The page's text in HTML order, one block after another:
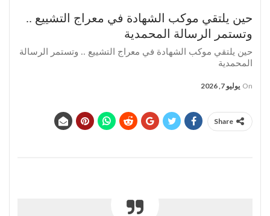
حين يلتقي موكب الشهادة في معراج التشييع ..
وتستمر الرسالة المحمدية
حين يلتقي موكب الشهادة في معراج التشييع .. وتستمر الرسالة
المحمدية
On يوليو 7, 2026
Share